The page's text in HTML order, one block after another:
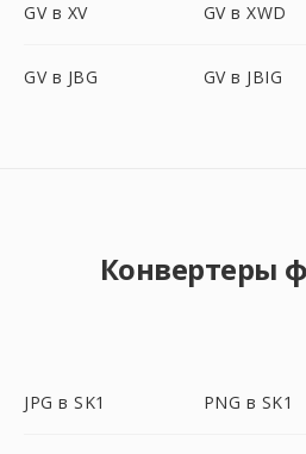
GV в XV GV в XWD
GV в JBG GV в JBIG
Конвертеры
JPG в SK1 PNG в SK1